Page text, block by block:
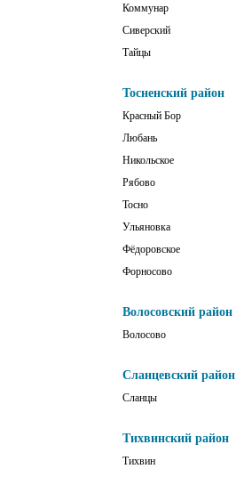
Коммунар
Сиверский
Тайцы
Тосненский район
Красный Бор
Любань
Никольское
Рябово
Тосно
Ульяновка
Фёдоровское
Форносово
Волосовский район
Волосово
Сланцевский район
Сланцы
Тихвинский район
Тихвин